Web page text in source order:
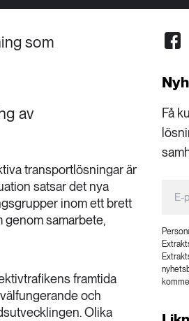
som
av
transportlösningar är
satsar det nya
inom ett brett
genom samarbete,
framtida
och
Olika
Få